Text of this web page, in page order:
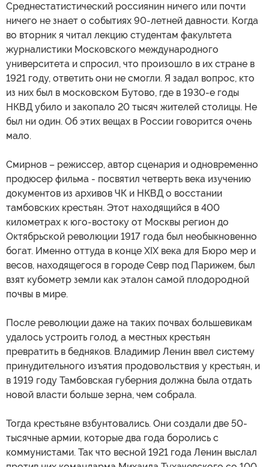
Среднестатистический россиянин ничего или почти
ничего не знает о событиях 90-летней давности. Когда
во вторник я читал лекцию студентам факультета
журналистики Московского международного
университета и спросил, что произошло в их стране в
1921 году, ответить они не смогли. Я задал вопрос, кто
из них был в московском Бутово, где в 1930-е годы
НКВД убило и закопало 20 тысяч жителей столицы. Не
был ни один. Об этих вещах в России говорится очень
мало.
Смирнов – режиссер, автор сценария и одновременно
продюсер фильма - посвятил четверть века изучению
документов из архивов ЧК и НКВД о восстании
тамбовских крестьян. Этот находящийся в 400
километрах к юго-востоку от Москвы регион до
Октябрьской революции 1917 года был необыкновенно
богат. Именно оттуда в конце XIX века для Бюро мер и
весов, находящегося в городе Севр под Парижем, был
взят кубометр земли как эталон самой плодородной
почвы в мире.
После революции даже на таких почвах большевикам
удалось устроить голод, а местных крестьян
превратить в бедняков. Владимир Ленин ввел систему
принудительного изъятия продовольствия у крестьян, и
в 1919 году Тамбовская губерния должна была отдать
новой власти больше зерна, чем собрала.
Тогда крестьяне взбунтовались. Они создали две 50-
тысячные армии, которые два года боролись с
коммунистами. Так что весной 1921 года Ленин выслал